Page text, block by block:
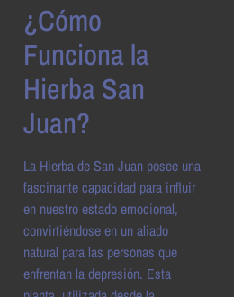
¿Cómo
Funciona la
Hierba San
Juan?
La Hierba de San Juan posee una
fascinante capacidad para influir
en nuestro estado emocional,
convirtiéndose en un aliado
natural para las personas que
enfrentan la depresión. Esta